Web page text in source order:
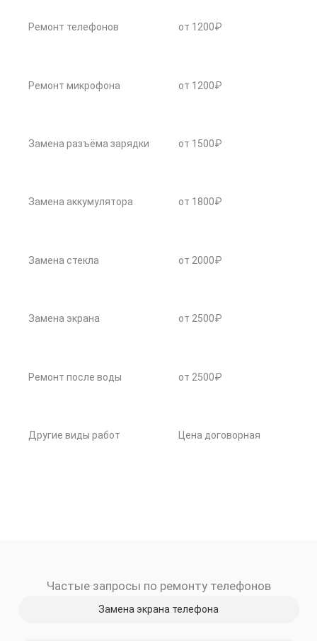
Ремонт телефонов от 1200₽
Ремонт микрофона от 1200₽
Замена разъёма зарядки от 1500₽
Замена аккумулятора от 1800₽
Замена стекла от 2000₽
Замена экрана от 2500₽
Ремонт после воды от 2500₽
Другие виды работ Цена договорная
Частые запросы по ремонту телефонов
Замена экрана телефона